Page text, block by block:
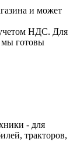
и может
НДС. Для
мы готовы
- для
тракторов,